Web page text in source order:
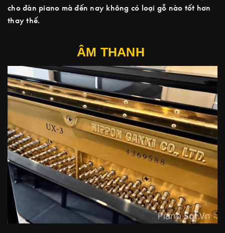
cho đàn piano mà đến nay không có loại gỗ nào tốt hơn
thay thế.
ÂM THANH